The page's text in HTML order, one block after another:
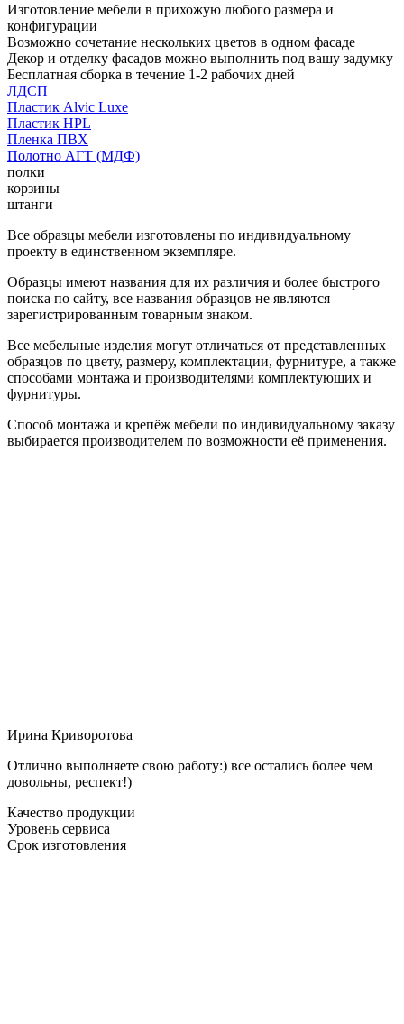
Изготовление мебели в прихожую любого размера и
конфигурации
Возможно сочетание нескольких цветов в одном фасаде
Декор и отделку фасадов можно выполнить под вашу задумку
Бесплатная сборка в течение 1-2 рабочих дней
ЛДСП
Пластик Alvic Luxe
Пластик HPL
Пленка ПВХ
Полотно АГТ (МДФ)
полки
корзины
штанги
Все образцы мебели изготовлены по индивидуальному
проекту в единственном экземпляре.
Образцы имеют названия для их различия и более быстрого
поиска по сайту, все названия образцов не являются
зарегистрированным товарным знаком.
Все мебельные изделия могут отличаться от представленных
образцов по цвету, размеру, комплектации, фурнитуре, а также
способами монтажа и производителями комплектующих и
фурнитуры.
Способ монтажа и крепёж мебели по индивидуальному заказу
выбирается производителем по возможности её применения.
Ирина Криворотова
Отлично выполняете свою работу:) все остались более чем
довольны, респект!)
Качество продукции
Уровень сервиса
Срок изготовления